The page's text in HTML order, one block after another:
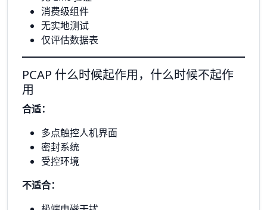
消费级组件
无实地测试
仅评估数据表
PCAP 什么时候起作用，什么时候不起作
用
合适：
多点触控人机界面
密封系统
受控环境
不适合：